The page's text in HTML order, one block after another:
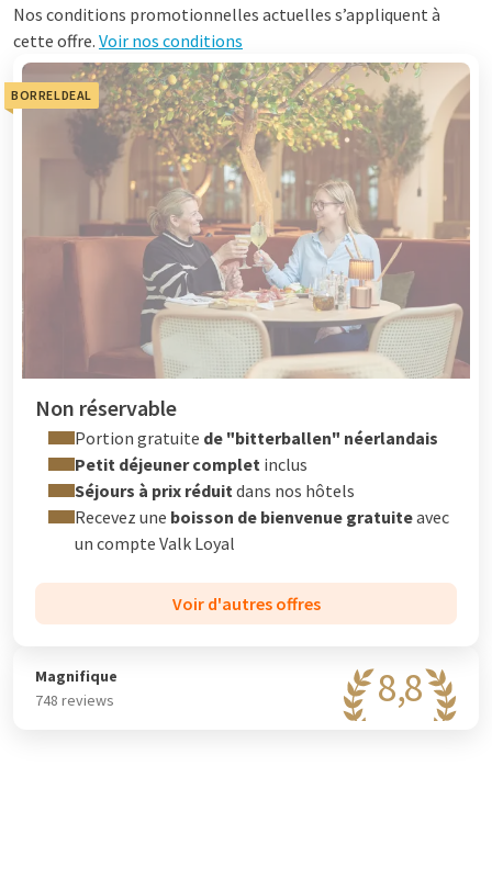
Nos conditions promotionnelles actuelles s’appliquent à
cette offre. Voir nos conditions
BORRELDEAL
Non réservable
Portion gratuite de "bitterballen" néerlandais
Petit déjeuner complet inclus
Séjours à prix réduit dans nos hôtels
Recevez une boisson de bienvenue gratuiteavec
un compte Valk Loyal
Voir d'autres offres
8,8
Magnifique
748 reviews